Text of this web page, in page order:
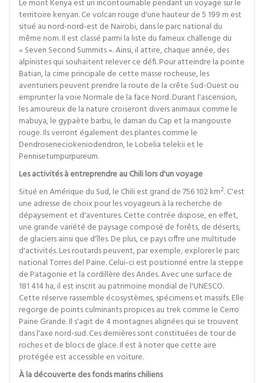
Le mont Kenya est un incontournable pendant un voyage sur le
territoire kenyan. Ce volcan rouge d'une hauteur de 5 199 m est
situé au nord-nord-est de Nairobi, dans le parc national du
même nom. Il est classé parmi la liste du fameux challenge du
« Seven Second Summits ». Ainsi, il attire, chaque année, des
alpinistes qui souhaitent relever ce défi. Pour atteindre la pointe
Batian, la cime principale de cette masse rocheuse, les
aventuriers peuvent prendre la route de la crête Sud-Ouest ou
emprunter la voie Normale de la face Nord. Durant l'ascension,
les amoureux de la nature croiseront divers animaux comme le
mabuya, le gypaète barbu, le daman du Cap et la mangouste
rouge. Ils verront également des plantes comme le
Dendroseneciokeniodendron, le Lobelia telekii et le
Pennisetumpurpureum.
Les activités à entreprendre au Chili lors d'un voyage
Situé en Amérique du Sud, le Chili est grand de 756 102 km². C'est
une adresse de choix pour les voyageurs à la recherche de
dépaysement et d'aventures. Cette contrée dispose, en effet,
une grande variété de paysage composé de forêts, de déserts,
de glaciers ainsi que d'îles. De plus, ce pays offre une multitude
d'activités. Les routards peuvent, par exemple, explorer le parc
national Torres del Paine. Celui-ci est positionné entre la steppe
de Patagonie et la cordillère des Andes. Avec une surface de
181 414 ha, il est inscrit au patrimoine mondial de l'UNESCO.
Cette réserve rassemble écosystèmes, spécimens et massifs. Elle
regorge de points culminants propices au trek comme le Cerro
Paine Grande. Il s'agit de 4 montagnes alignées qui se trouvent
dans l'axe nord-sud. Ces dernières sont constituées de tour de
roches et de blocs de glace. Il est à noter que cette aire
protégée est accessible en voiture.
À la découverte des fonds marins chiliens